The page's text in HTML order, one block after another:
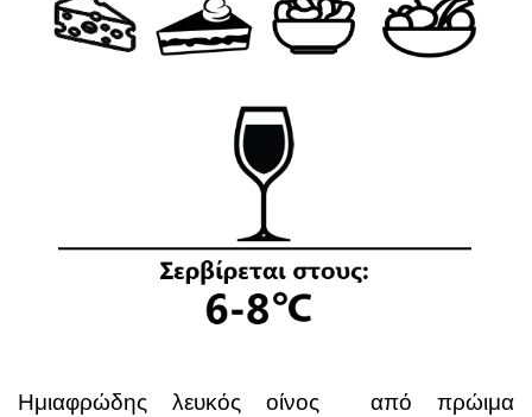
Ημιαφρώδης λευκός οίνος
από πρώιμα